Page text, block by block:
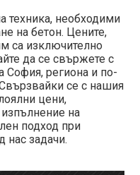
техника, необходими
на бетон. Цените,
са изключително
да се свържете с
София, региона и по-
се с нашия
цени,
на
подход при
нас задачи.